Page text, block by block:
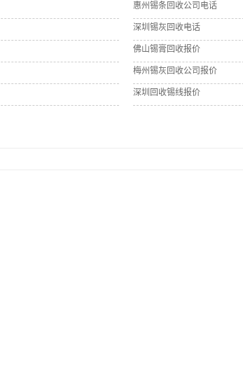
惠州锡条回收公司电话
深圳锡灰回收电话
佛山锡膏回收报价
梅州锡灰回收公司报价
深圳回收锡线报价